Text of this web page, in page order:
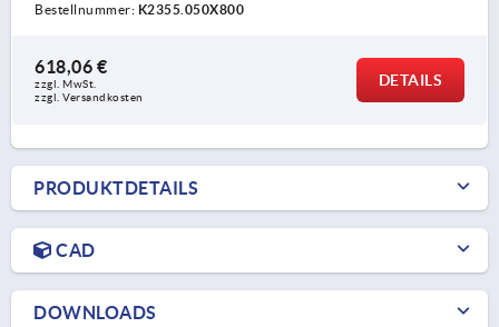
Bestellnummer: K2355.050X800
618,06 €
zzgl. MwSt.
zzgl. Versandkosten
DETAILS
PRODUKTDETAILS
CAD
DOWNLOADS